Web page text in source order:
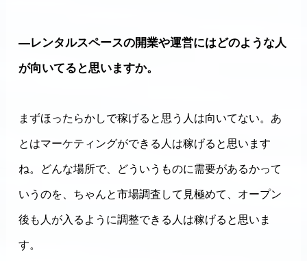
―レンタルスペースの開業や運営にはどのような人
が向いてると思いますか。
まずほったらかしで稼げると思う人は向いてない。あ
とはマーケティングができる人は稼げると思います
ね。どんな場所で、どういうものに需要があるかって
いうのを、ちゃんと市場調査して見極めて、オープン
後も人が入るように調整できる人は稼げると思いま
す。